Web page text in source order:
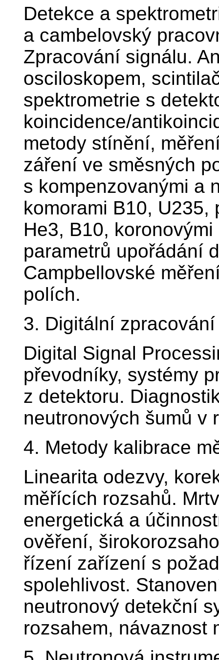
Detekce a
a cambelovský
Zpracování signálu.
osciloskopem,
spektrometrie s
koincidence/
metody stínění,
záření ve směsných
s kompenzovanými a
komorami B10,
He3, B10,
parametrů upořádání
Campbellovské
polích.
3. Digitální
Digital Signal
převodníky, systémy
z detektoru.
neutronových šumů v
4. Metody kalibrace
Linearita odezvy,
měřících rozsahů.
energetická a
ověření,
řízení zařízení s
spolehlivost.
neutronový detekční
rozsahem, návaznost